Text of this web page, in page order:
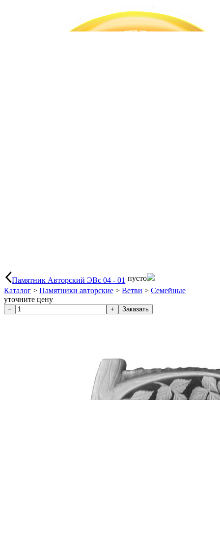
Памятник Авторский ЭВс 04 - 01 пусто
Каталог > Памятники авторские > Ветви > Семейные
уточните цену